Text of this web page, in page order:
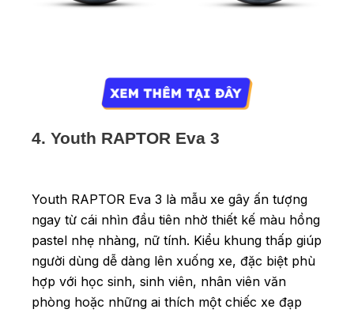
4. Youth RAPTOR Eva 3
Youth RAPTOR Eva 3 là mẫu xe gây ấn tượng
ngay từ cái nhìn đầu tiên nhờ thiết kế màu hồng
pastel nhẹ nhàng, nữ tính. Kiểu khung thấp giúp
người dùng dễ dàng lên xuống xe, đặc biệt phù
hợp với học sinh, sinh viên, nhân viên văn
phòng hoặc những ai thích một chiếc xe đạp